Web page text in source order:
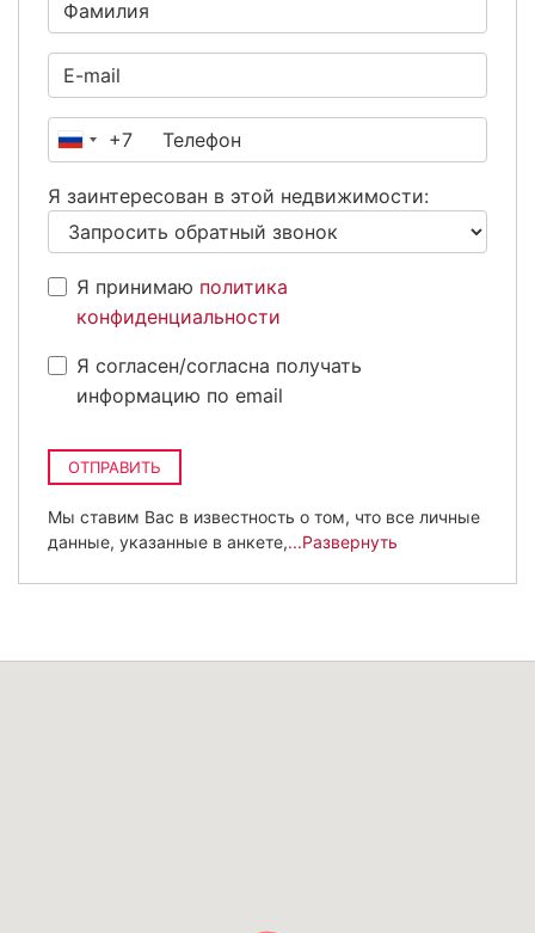
Россия
+7
Я заинтересован в этой недвижимости:
Я принимаю политика
конфиденциальности
Я согласен/согласна получать
информацию по email
ОТПРАВИТЬ
Мы ставим Вас в известность о том, что все личные
данные, указанные в анкете,...Развернуть